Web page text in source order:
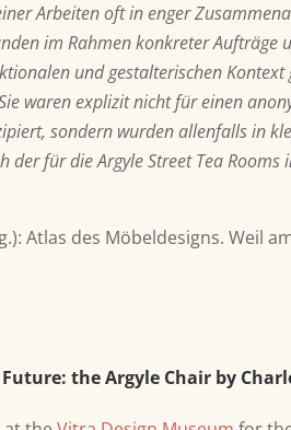
Arbeiten oft in enger
im Rahmen konkreter Aufträge
und gestalterischen
waren explizit nicht für einen
sondern wurden allenfalls in
für die Argyle Street Tea Rooms
Atlas des Möbeldesigns. Weil
the Argyle Chair by